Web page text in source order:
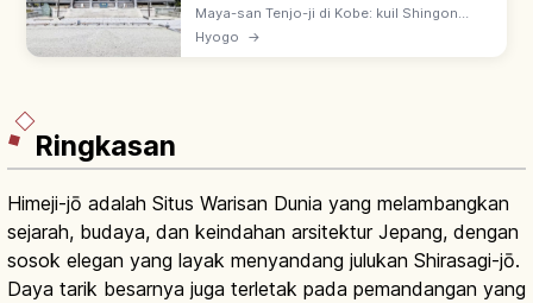
Berkunjung
Maya-san Tenjo-ji di Kobe: kuil Shingon
sejak 646 oleh Hodo Sennin. Di puncak
Maya-san 702 m Pegunungan Rokko;
Hyogo →
Ringkasan
Himeji-jō adalah Situs Warisan Dunia yang melambangkan
sejarah, budaya, dan keindahan arsitektur Jepang, dengan
sosok elegan yang layak menyandang julukan Shirasagi-jō.
Daya tarik besarnya juga terletak pada pemandangan yang